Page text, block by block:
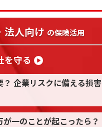
法人向け の保険活用
を守る
？ 企業リスクに備える損害
が一のことが起こったら？